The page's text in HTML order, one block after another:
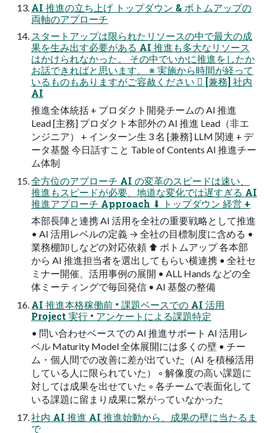
AI 推進の立ち上げ トップダウン & ボトムアップの
両軸のアプローチ
スタートアップは限られたリソースの中で最大の成
果を生み出す必要がある AI 推進も多大なリソース
はかけられなかった。 その中でいかに推進をしたか
お話できればと思います。 ※ 実施から時間が経って
いるものもありますがご容赦ください 󰢛 [兼務] 社内
AI
推進全体統括 + プロダクト開発チームの AI 推進
Lead [主務] プロダクト本部外の AI 推進 Lead（非エ
ンジニア） + インターン生 3 名 [兼務] LLM 関連 + デ
ータ基盤 今日話すこと Table of Contents AI 推進チー
ム体制
全方位のアプローチ AI の変革のスピードは速い、
推進もスピードが必要、地道な変化では遅すぎる AI
推進アプローチ Approach ⬇ トップダウン 経営 +
本部長陣と連携 AI 活用を全社の重要戦略として推進
• AI 活用レベルの定義 → 全社の目標制度に含める •
業務棚卸しなどの対応依頼 ⬆ ボトムアップ 各本部
から AI 推進担当者を選出してもらい横連携 • 全社セ
ミナー開催、活用事例の展開 • ALL Hands などの全
体ミーティングで毎回発信 • AI 基盤の整備
AI 推進本格稼働前 • 課題ベースでの AI 活用
Project 実行 • アンケートによる課題特定
• 問い合わせベースでの AI 推進サポート AI 活用レ
ベル Maturity Model 全体展開には多くの壁 • チー
ム・個人間での改善に差が出ていた（AI を積極活用
している人に限られていた） ◦ 解像度の高い課題に
対しては成果を出せていた ◦ 各チームで表面化して
いる課題に留まり成果に繋がっていなかった
社内 AI 推進 AI 推進始動から、成果の壁に当たるま
で